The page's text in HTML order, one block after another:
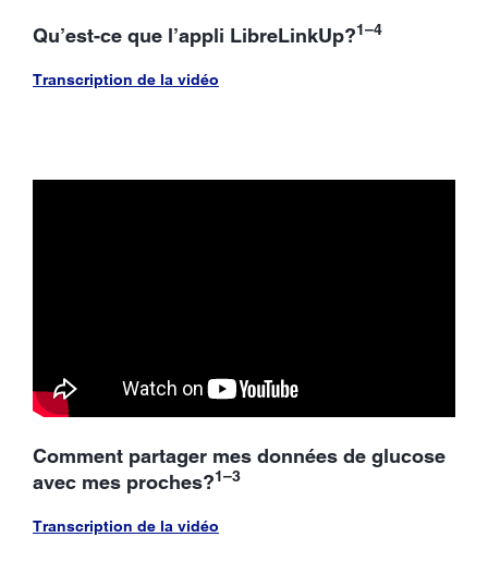
Qu’est-ce que l’appli LibreLinkUp?1–4
Transcription de la vidéo
Comment partager mes données de glucose
avec mes proches?1–3
Transcription de la vidéo